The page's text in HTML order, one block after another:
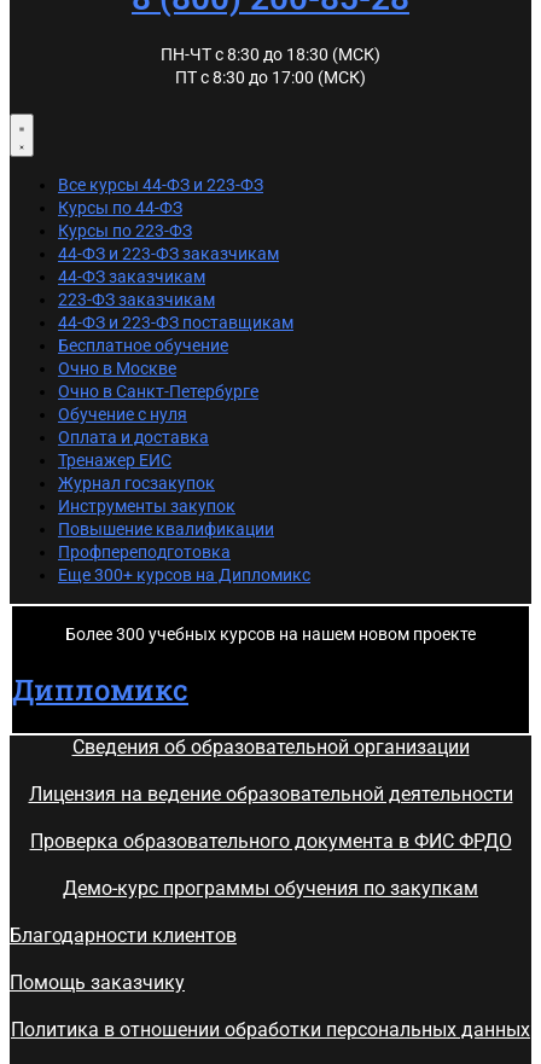
ПН-ЧТ с 8:30 до 18:30 (МСК)
ПТ с 8:30 до 17:00 (МСК)
Все курсы 44-ФЗ и 223-ФЗ
Курсы по 44-ФЗ
Курсы по 223-ФЗ
44-ФЗ и 223-ФЗ заказчикам
44-ФЗ заказчикам
223-ФЗ заказчикам
44-ФЗ и 223-ФЗ поставщикам
Бесплатное обучение
Очно в Москве
Очно в Санкт-Петербурге
Обучение с нуля
Оплата и доставка
Тренажер ЕИС
Журнал госзакупок
Инструменты закупок
Повышение квалификации
Профпереподготовка
Еще 300+ курсов на Дипломикс
Более 300 учебных курсов на нашем новом проекте
Дипломикс
Сведения об образовательной организации
Лицензия на ведение образовательной деятельности
Проверка образовательного документа в ФИС ФРДО
Демо-курс программы обучения по закупкам
Благодарности клиентов
Помощь заказчику
Политика в отношении обработки персональных данных